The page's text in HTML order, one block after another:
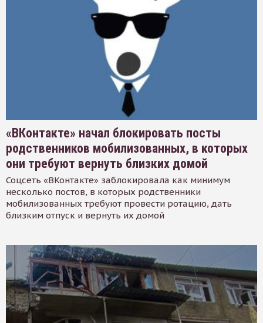
«ВКонтакте» начал блокировать посты
родственников мобилизованных, в которых
они требуют вернуть близких домой
Соцсеть «ВКонтакте» заблокировала как минимум
несколько постов, в которых родственники
мобилизованных требуют провести ротацию, дать
близким отпуск и вернуть их домой